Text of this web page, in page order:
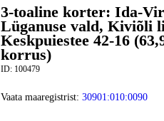
3-toaline korter: Ida-
Lüganuse vald, Kiviõli
Keskpuiestee 42-16
korrus)
ID: 100479
Vaata maaregistrist: 30901:010:0090